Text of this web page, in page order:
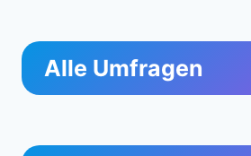
Alle Umfragen